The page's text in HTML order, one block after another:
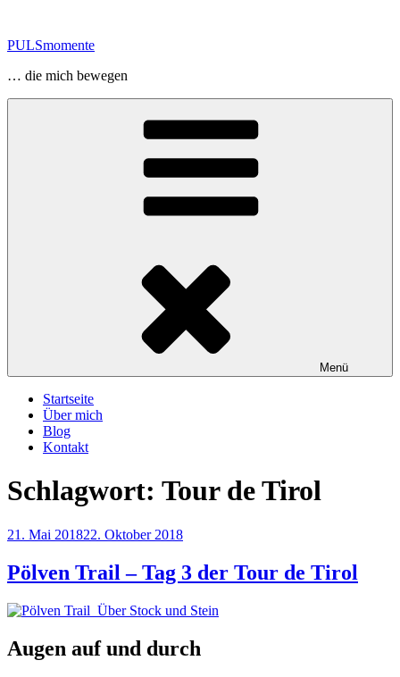
springen
PULSmomente
… die mich bewegen
Menü
Startseite
Über mich
Blog
Kontakt
Schlagwort: Tour de Tirol
Veröffentlicht
21. Mai 201822. Oktober 2018
Pölven Trail – Tag 3 der Tour de Tirol
Augen auf und durch